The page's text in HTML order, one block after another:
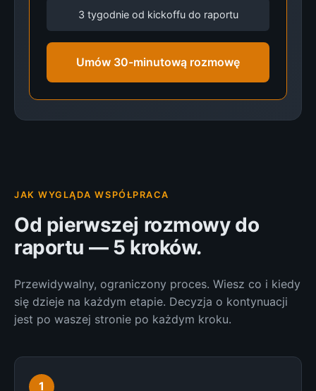
3 tygodnie od kickoffu do raportu
Umów 30-minutową rozmowę
JAK WYGLĄDA WSPÓŁPRACA
Od pierwszej rozmowy do
raportu — 5 kroków.
Przewidywalny, ograniczony proces. Wiesz co i kiedy
się dzieje na każdym etapie. Decyzja o kontynuacji
jest po waszej stronie po każdym kroku.
1